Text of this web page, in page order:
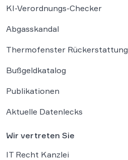
KI-Verordnungs-Checker
Abgasskandal
Thermofenster Rückerstattung
Bußgeldkatalog
Publikationen
Aktuelle Datenlecks
Wir vertreten Sie
IT Recht Kanzlei